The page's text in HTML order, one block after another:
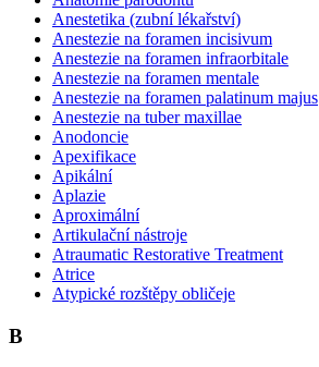
Anestetika (zubní lékařství)
Anestezie na foramen incisivum
Anestezie na foramen infraorbitale
Anestezie na foramen mentale
Anestezie na foramen palatinum majus
Anestezie na tuber maxillae
Anodoncie
Apexifikace
Apikální
Aplazie
Aproximální
Artikulační nástroje
Atraumatic Restorative Treatment
Atrice
Atypické rozštěpy obličeje
B